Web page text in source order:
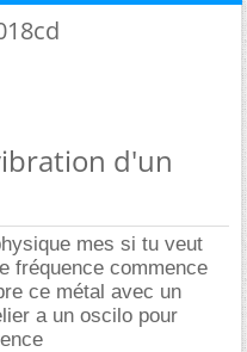
d'un
mes si tu veut
fréquence commence
ce métal avec un
a un oscilo pour